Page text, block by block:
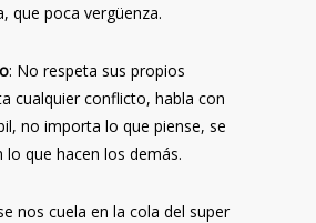
que poca vergüenza.
: No respeta sus propios
cualquier conflicto, habla con
no importa lo que piense, se
que hacen los demás.
nos cuela en la cola del super